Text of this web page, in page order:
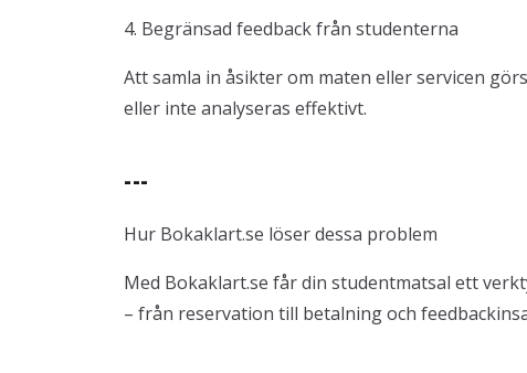
4. Begränsad feedback från studenterna
Att samla in åsikter om maten eller servicen
eller inte analyseras effektivt.
---
Hur Bokaklart.se löser dessa problem
Med Bokaklart.se får din studentmatsal ett
– från reservation till betalning och